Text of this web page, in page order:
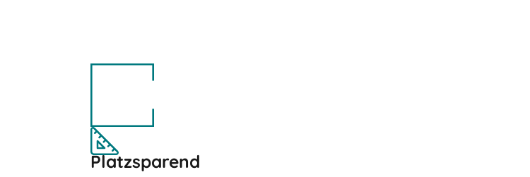
Platzsparend